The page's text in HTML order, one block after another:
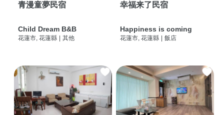
青漫童夢民宿
Child Dream B&B
花蓮市, 花蓮縣 其他
幸福来了民宿
Happiness is coming
花蓮市, 花蓮縣 飯店